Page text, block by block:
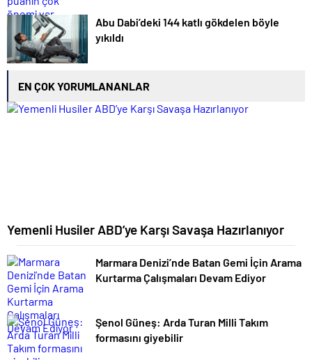
Abu Dabi’deki 144 katlı gökdelen böyle
yıkıldı
EN ÇOK YORUMLANANLAR
Yemenli Husiler ABD’ye Karşı Savaşa Hazırlanıyor
Marmara Denizi’nde Batan Gemi İçin Arama
Kurtarma Çalışmaları Devam Ediyor
Şenol Güneş: Arda Turan Milli Takım
formasını giyebilir